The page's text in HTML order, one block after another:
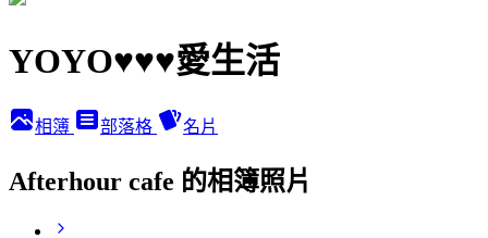
YOYO♥♥♥愛生活
相簿 部落格 名片
Afterhour cafe 的相簿照片